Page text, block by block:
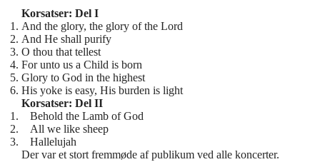
Korsatser: Del I
And the glory, the glory of the Lord
And He shall purify
O thou that tellest
For unto us a Child is born
Glory to God in the highest
His yoke is easy, His burden is light
Korsatser: Del II
Behold the Lamb of God
All we like sheep
Hallelujah
Der var et stort fremmøde af publikum ved alle koncerter.